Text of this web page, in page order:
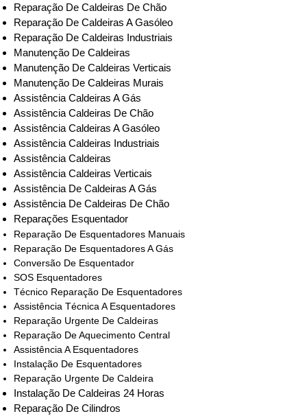
Reparação De Caldeiras De Chão
Reparação De Caldeiras A Gasóleo
Reparação De Caldeiras Industriais
Manutenção De Caldeiras
Manutenção De Caldeiras Verticais
Manutenção De Caldeiras Murais
Assistência Caldeiras A Gás
Assistência Caldeiras De Chão
Assistência Caldeiras A Gasóleo
Assistência Caldeiras Industriais
Assistência Caldeiras
Assistência Caldeiras Verticais
Assistência De Caldeiras A Gás
Assistência De Caldeiras De Chão
Reparações Esquentador
Reparação De Esquentadores Manuais
Reparação De Esquentadores A Gás
Conversão De Esquentador
SOS Esquentadores
Técnico Reparação De Esquentadores
Assistência Técnica A Esquentadores
Reparação Urgente De Caldeiras
Reparação De Aquecimento Central
Assistência A Esquentadores
Instalação De Esquentadores
Reparação Urgente De Caldeira
Instalação De Caldeiras 24 Horas
Reparação De Cilindros